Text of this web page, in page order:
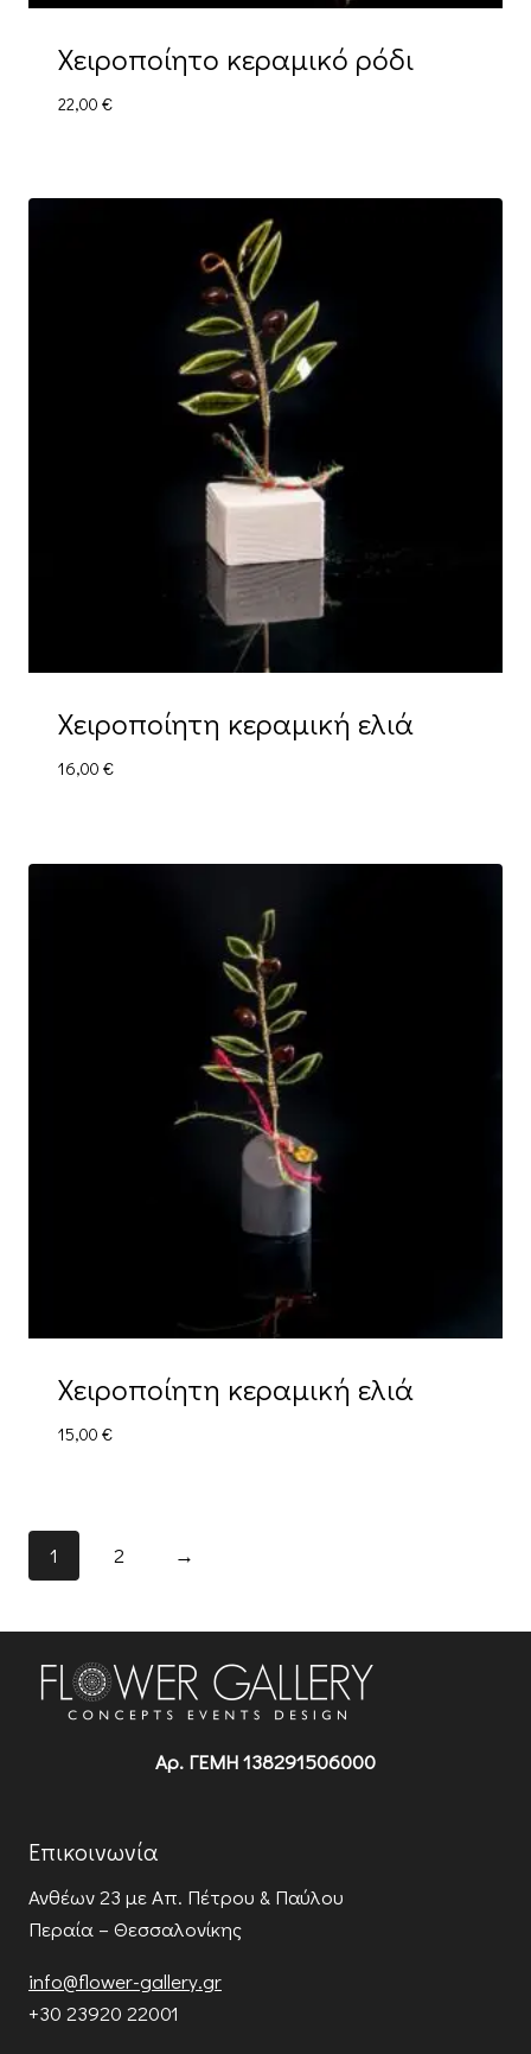
Χειροποίητο κεραμικό ρόδι
22,00 €
Χειροποίητη κεραμική ελιά
16,00 €
Χειροποίητη κεραμική ελιά
15,00 €
1 2 →
Αρ. ΓΕΜΗ 138291506000
Επικοινωνία
Ανθέων 23 με Απ. Πέτρου & Παύλου
Περαία – Θεσσαλονίκης
info@flower-gallery.gr
+30 23920 22001